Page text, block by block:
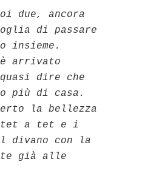
due, ancora
di passare
insieme.
è arrivato
dire che
più di casa.
la bellezza
tet a tet e i
divano con la
già alle